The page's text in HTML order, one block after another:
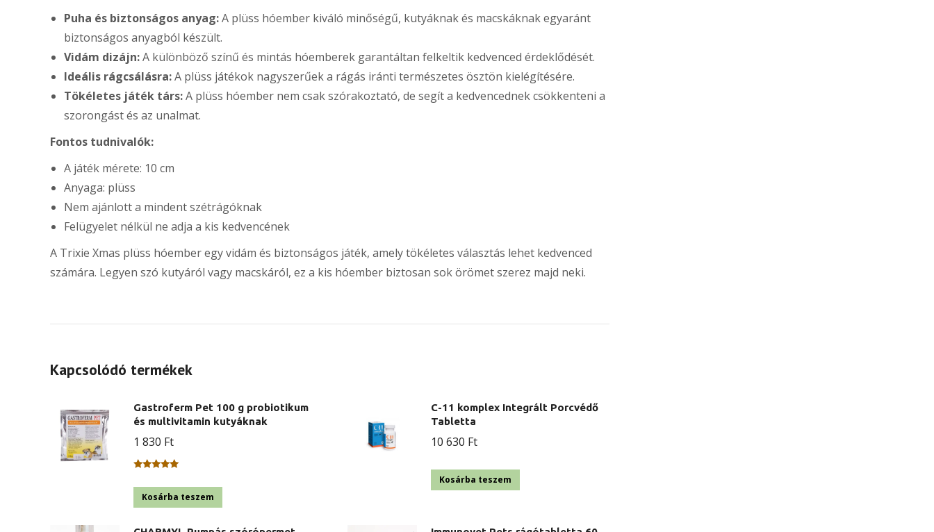
Puha és biztonságos anyag:A plüss hóember kiváló minőségű, kutyáknak és macskáknak egyaránt
biztonságos anyagból készült.
Vidám dizájn:A különböző színű és mintás hóemberek garantáltan felkeltik kedvenced érdeklődését.
Ideális rágcsálásra:A plüss játékok nagyszerűek a rágás iránti természetes ösztön kielégítésére.
Tökéletes játék társ:A plüss hóember nem csak szórakoztató, de segít a kedvencednek csökkenteni a
szorongást és az unalmat.
Fontos tudnivalók:
A játék mérete: 10 cm
Anyaga: plüss
Nem ajánlott a mindent szétrágóknak
Felügyelet nélkül ne adja a kis kedvencének
A Trixie Xmas plüss hóember egy vidám és biztonságos játék, amely tökéletes választás lehet kedvenced
számára. Legyen szó kutyáról vagy macskáról, ez a kis hóember biztosan sok örömet szerez majd neki.
Kapcsolódó termékek
Gastroferm Pet 100 g probiotikum
és multivitamin kutyáknak
1 830 Ft
5.00/ 5
Kosárba teszem
C-11 komplex Integrált Porcvédő
Tabletta
10 630 Ft
Kosárba teszem